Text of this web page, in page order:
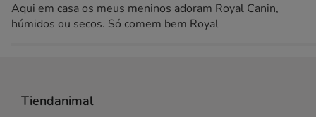
Aqui em casa os meus meninos adoram Royal Canin,
húmidos ou secos. Só comem bem Royal
Tiendanimal